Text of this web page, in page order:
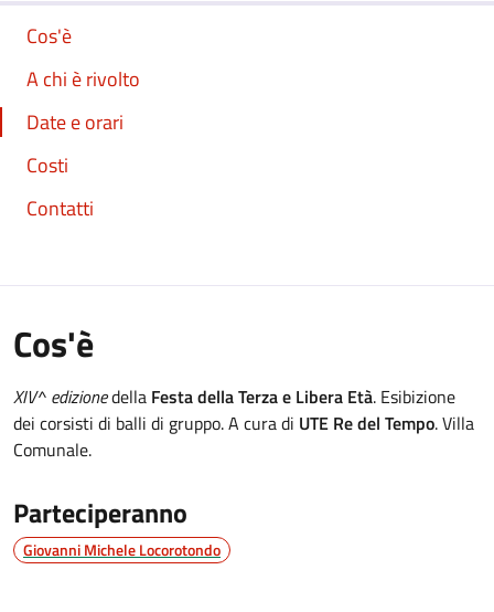
Cos'è
A chi è rivolto
Date e orari
Costi
Contatti
Cos'è
XIV^ edizionedella Festa della Terza e Libera Età. Esibizione
dei corsisti di balli di gruppo. A cura di UTE Re del Tempo. Villa
Comunale.
Parteciperanno
Giovanni Michele Locorotondo